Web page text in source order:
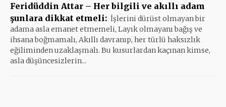
Feridüddin Attar – Her bilgili ve akıllı adam
şunlara dikkat etmeli: İşlerini dürüst olmayan bir
adama asla emanet etmemeli, Layık olmayanı bağış ve
ihsana boğmamalı, Akıllı davranıp, her türlü haksızlık
eğiliminden uzaklaşmalı. Bu kusurlardan kaçınan kimse,
asla düşüncesizlerin...